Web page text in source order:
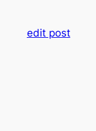
edit post